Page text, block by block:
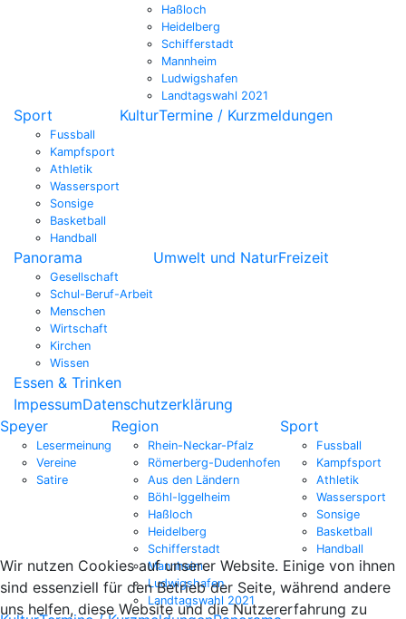
Haßloch
Heidelberg
Schifferstadt
Mannheim
Ludwigshafen
Landtagswahl 2021
Sport
Fussball
Kampfsport
Athletik
Wassersport
Sonsige
Basketball
Handball
KulturTermine / Kurzmeldungen
Panorama
Gesellschaft
Schul-Beruf-Arbeit
Menschen
Wirtschaft
Kirchen
Wissen
Umwelt und NaturFreizeit
Essen & Trinken
ImpessumDatenschutzerklärung
Speyer
Lesermeinung
Vereine
Satire
Region
Rhein-Neckar-Pfalz
Römerberg-Dudenhofen
Aus den Ländern
Böhl-Iggelheim
Haßloch
Heidelberg
Schifferstadt
Mannheim
Ludwigshafen
Landtagswahl 2021
Sport
Fussball
Kampfsport
Athletik
Wassersport
Sonsige
Basketball
Handball
Wir nutzen Cookies auf unserer Website. Einige von ihnen
sind essenziell für den Betrieb der Seite, während andere
uns helfen, diese Website und die Nutzererfahrung zu